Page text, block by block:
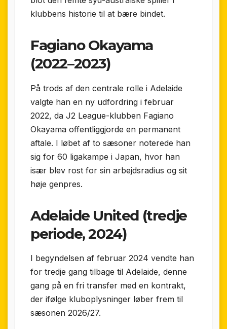
klubbens historie til at bære bindet.
Fagiano Okayama
(2022–2023)
På trods af den centrale rolle i Adelaide
valgte han en ny udfordring i februar
2022, da J2 League-klubben Fagiano
Okayama offentliggjorde en permanent
aftale. I løbet af to sæsoner noterede han
sig for 60 ligakampe i Japan, hvor han
især blev rost for sin arbejdsradius og sit
høje genpres.
Adelaide United (tredje
periode, 2024)
I begyndelsen af februar 2024 vendte han
for tredje gang tilbage til Adelaide, denne
gang på en fri transfer med en kontrakt,
der ifølge kluboplysninger løber frem til
sæsonen 2026/27.